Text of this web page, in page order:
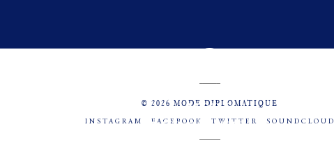
© 2026 MODE DIPLOMATIQUE
INSTAGRAM FACEBOOK TWITTER SOUNDCLOUD